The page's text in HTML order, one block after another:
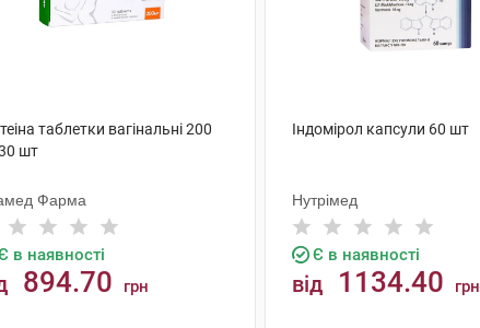
таблетки вагінальні 200
шт
Фарма
в наявності
894.70 грн
Індомірол капсули 60 шт
Нутрімед
Є в наявності
від 1134.40 грн